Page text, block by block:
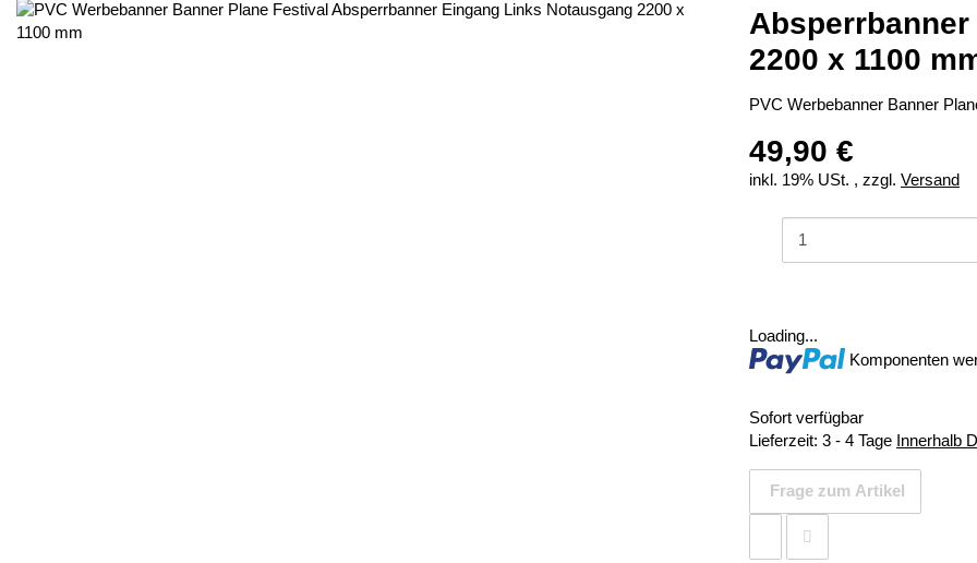
2200 x 1100
PVC Werbebanner Banner
49,90 €
inkl. 19% USt. , zzgl. Versand
Loading...
Komponenten
Sofort verfügbar
Lieferzeit: 3 - 4 Tage Innerhalb
Frage zum Artikel